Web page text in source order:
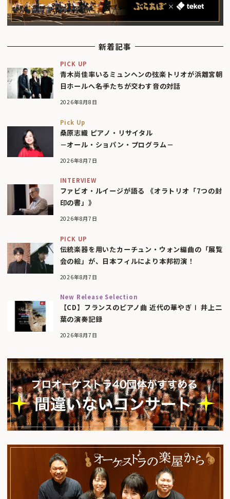
新着記事
PICK UP
青木尚佳率いるミュンヘンの弦楽トリオが浜離宮朝
日ホールへ――名手たちが交わす音の対話
2026年8月8日
Pick Up
桑原志織 ピアノ・リサイタル
－オール・ショパン・プログラム－
2026年8月7日
INTERVIEW
ファビオ・ルイージが語る 《オラトリオ「7つの封
印の書」》
2026年8月7日
PICK UP
伝統楽器を用いたカーチュン・ウォン編曲の「展覧
会の絵」が、日本フィルにより本邦初演！
2026年8月7日
New Release Selection
【CD】フランスのピアノ曲 近代の華やぎⅠ 井上二
葉の演奏記録
2026年8月7日